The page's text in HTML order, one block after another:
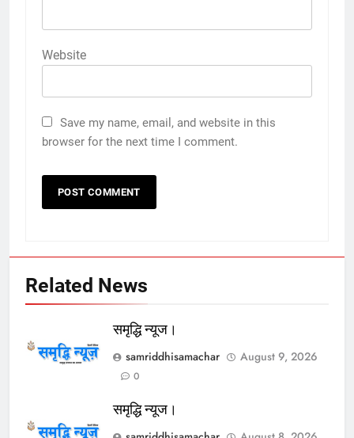
Website
Save my name, email, and website in this
browser for the next time I comment.
Related News
समृद्धि न्यूज।
samriddhisamachar
August 9, 2026
0
समृद्धि न्यूज।